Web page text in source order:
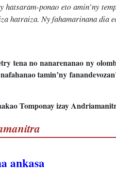
ponao eto amin’ny
hatraiza. Ny fahamarinana dia
tena no nanarenanao ny
tamin’ny
Tomponay izay
ankasa